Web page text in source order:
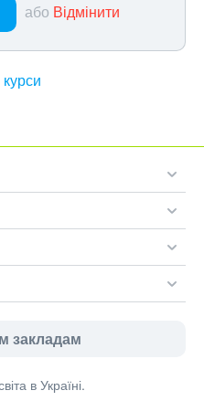
або Відмінити
закладам
в Україні.